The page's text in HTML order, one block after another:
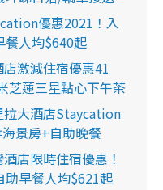
優惠2021！入
餐人均$640起
店激減住宿優惠41
芝蓮三星點心下午茶
拉大酒店Staycation
景房+自助晚餐
店限時住宿優惠！
早餐人均$621起